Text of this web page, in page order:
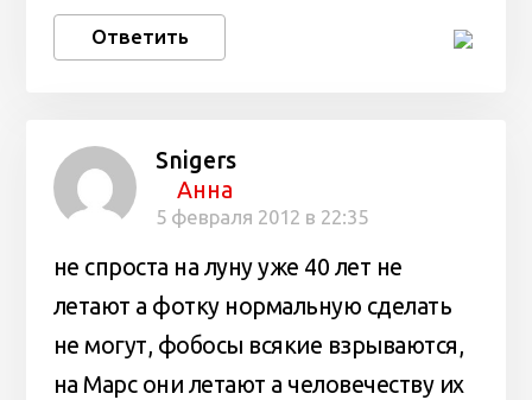
Ответить
Snigers
Анна
5 февраля 2012 в 22:35
не спроста на луну уже 40 лет не
летают а фотку нормальную сделать
не могут, фобосы всякие взрываются,
на Марс они летают а человечеству их